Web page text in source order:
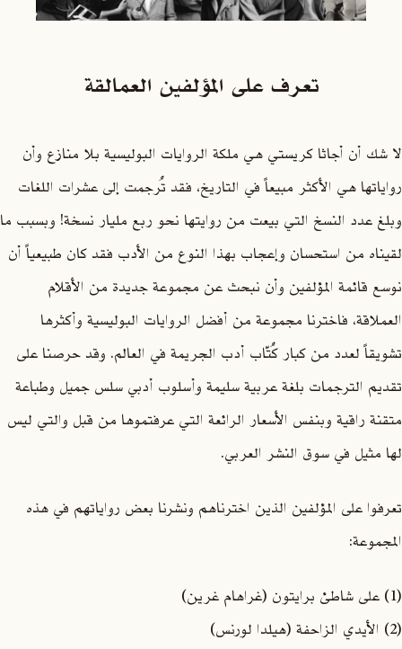
تعرف على المؤلفين العمالقة
لا شك أن أجاثا كريستي هي ملكة الروايات البوليسية بلا منازع وأن
رواياتها هي الأكثر مبيعاً في التاريخ، فقد تُرجمت إلى عشرات اللغات
وبلغ عدد النسخ التي بيعت من روايتها نحو ربع مليار نسخة! وبسبب ما
لقيناه من استحسان وإعجاب بهذا النوع من الأدب فقد كان طبيعياً أن
نوسع قائمة المؤلفين وأن نبحث عن مجموعة جديدة من الأقلام
العملاقة، فاخترنا مجموعة من أفضل الروايات البوليسية وأكثرها
تشويقاً لعدد من كبار كُتّاب أدب الجريمة في العالم. وقد حرصنا على
تقديم الترجمات بلغة عربية سليمة وأسلوب أدبي سلس جميل وطباعة
متقنة راقية وبنفس الأسعار الرائعة التي عرفتموها من قبل والتي ليس
لها مثيل في سوق النشر العربي.
تعرفوا على المؤلفين الذين اخترناهم ونشرنا بعض رواياتهم في هذه
المجموعة:
(1) على شاطئ برايتون (غراهام غرين)
(2) الأيدي الزاحفة (هيلدا لورنس)